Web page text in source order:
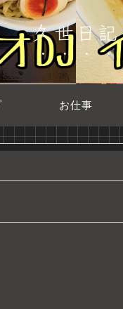
久世日記
お仕事